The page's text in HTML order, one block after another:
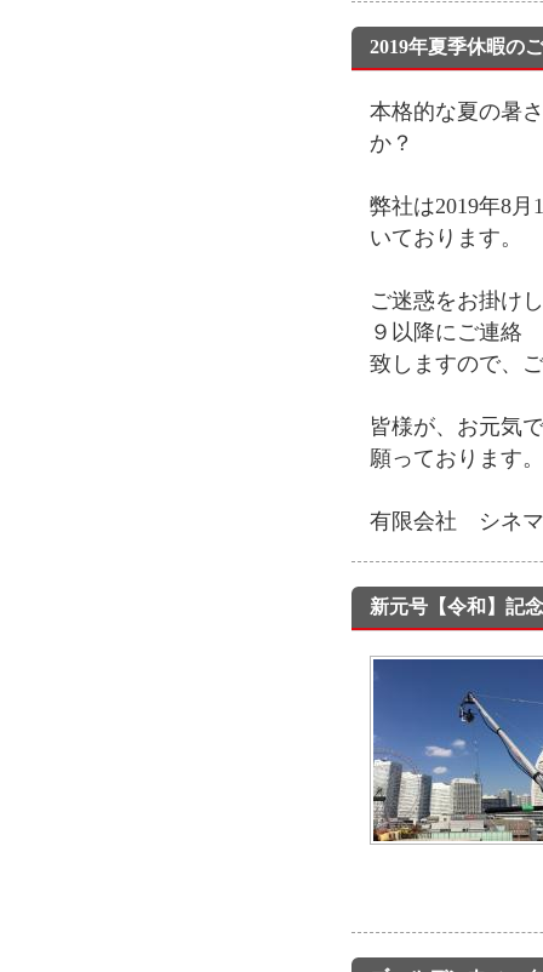
2019年夏季休暇の
本格的な夏の暑
か？
弊社は2019年8
いております。
ご迷惑をお掛け
９以降にご連絡
致しますので、
皆様が、お元気
願っております。
有限会社 シネ
新元号【令和】記